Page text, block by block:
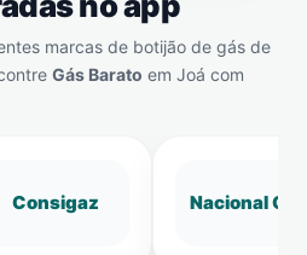
marcas de botijão de gás de
Gás Barato em Joá com
Consigaz Nacional Gás